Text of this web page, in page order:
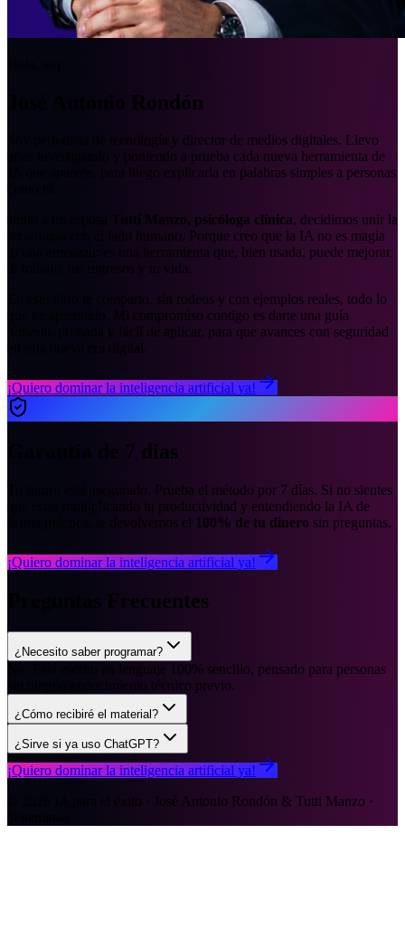
Rondón
Soy periodista de tecnología y director de medios digitales. Llevo
años investigando y poniendo a prueba cada nueva herramienta de
IA que aparece, para luego explicarla en palabras simples a personas
Tutti Manzo, psicóloga clínica, decidimos unir la
tecnología con el lado humano. Porque creo que la IA no es magia
ni una amenaza: es una herramienta que, bien usada, puede mejorar
tu trabajo, tus ingresos y tu vida.
En este libro te comparto, sin rodeos y con ejemplos reales, todo lo
que he aprendido. Mi compromiso contigo es darte una guía
honesta, probada y fácil de aplicar, para que avances con seguridad
en esta nueva era digital.
¡Quiero dominar la inteligencia artificial ya!
7 días
Tu futuro está asegurado. Prueba el método por 7 días. Si no sientes
que estás multiplicando tu productividad y entendiendo la IA de
forma práctica, te devolvemos el 100% de tu dinero sin preguntas.
¡Quiero dominar la inteligencia artificial ya!
Frecuentes
¿Necesito saber programar?
No. Está escrito en lenguaje 100% sencillo, pensado para personas
sin ningún conocimiento técnico previo.
¿Cómo recibiré el material?
¿Sirve si ya uso ChatGPT?
¡Quiero dominar la inteligencia artificial ya!
© 2026 IA para el éxito · José Antonio Rondón & Tutti Manzo ·